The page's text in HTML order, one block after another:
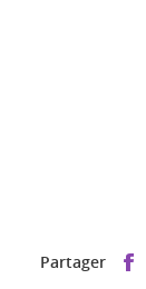
Partager